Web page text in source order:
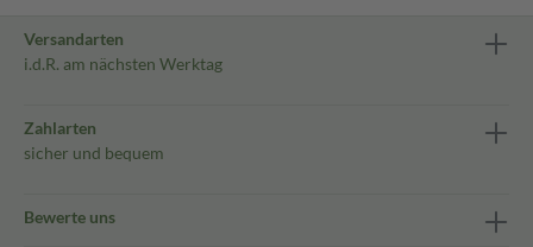
Versandarten
i.d.R. am nächsten Werktag
Zahlarten
sicher und bequem
Bewerte uns